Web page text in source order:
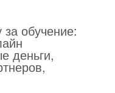
обучение:
деньги,